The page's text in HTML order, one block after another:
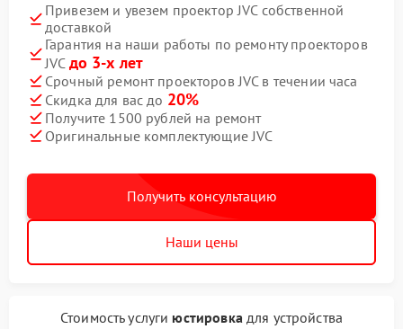
Привезем и увезем проектор JVC собственной
доставкой
Гарантия на наши работы по ремонту проекторов
JVC до 3-х лет
Срочный ремонт проекторов JVC в течении часа
Скидка для вас до 20%
Получите 1500 рублей на ремонт
Оригинальные комплектующие JVC
Получить консультацию
Наши цены
Стоимость услуги юстировкадля устройства